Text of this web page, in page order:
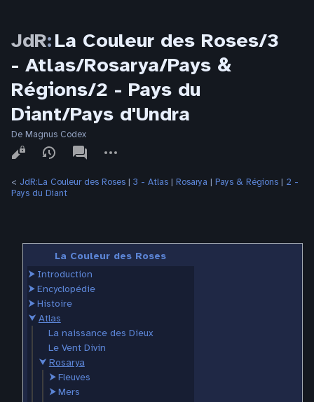
JdR:La Couleur des Roses/3
- Atlas/Rosarya/Pays &
Régions/2 - Pays du
Diant/Pays d'Undra
De Magnus Codex
Affichages
associated-
pages
actions
< JdR:La Couleur des Roses ‎ | 3 - Atlas ‎ | Rosarya ‎ | Pays & Régions ‎ | 2 -
Pays du Diant
La Couleur des Roses
⮞ Introduction
⮞Encyclopédie
⮞Histoire
⮟ Atlas
La naissance des Dieux
Le Vent Divin
⮟ Rosarya
⮞Fleuves
⮞Mers